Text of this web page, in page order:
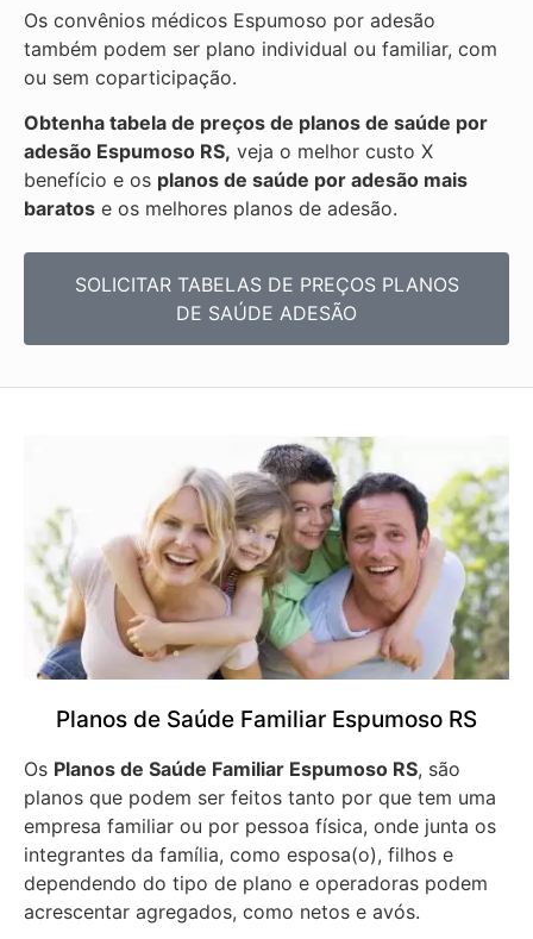
Os convênios médicos Espumoso por adesão
também podem ser plano individual ou familiar, com
ou sem coparticipação.
Obtenha tabela de preços de planos de saúde por
adesão Espumoso RS, veja o melhor custo X
benefício e os planos de saúde por adesão mais
baratos e os melhores planos de adesão.
SOLICITAR TABELAS DE PREÇOS PLANOS
DE SAÚDE ADESÃO
Planos de Saúde Familiar Espumoso RS
Os Planos de Saúde Familiar Espumoso RS, são
planos que podem ser feitos tanto por que tem uma
empresa familiar ou por pessoa física, onde junta os
integrantes da família, como esposa(o), filhos e
dependendo do tipo de plano e operadoras podem
acrescentar agregados, como netos e avós.